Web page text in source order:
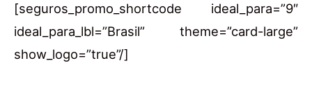
[seguros_promo_shortcode ideal_para=”9″
ideal_para_lbl=”Brasil” theme=”card-large”
show_logo=”true”/]